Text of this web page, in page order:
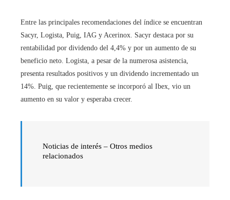
Entre las principales recomendaciones del índice se encuentran
Sacyr, Logista, Puig, IAG y Acerinox. Sacyr destaca por su
rentabilidad por dividendo del 4,4% y por un aumento de su
beneficio neto. Logista, a pesar de la numerosa asistencia,
presenta resultados positivos y un dividendo incrementado un
14%. Puig, que recientemente se incorporó al Ibex, vio un
aumento en su valor y esperaba crecer.
Noticias de interés – Otros medios
relacionados